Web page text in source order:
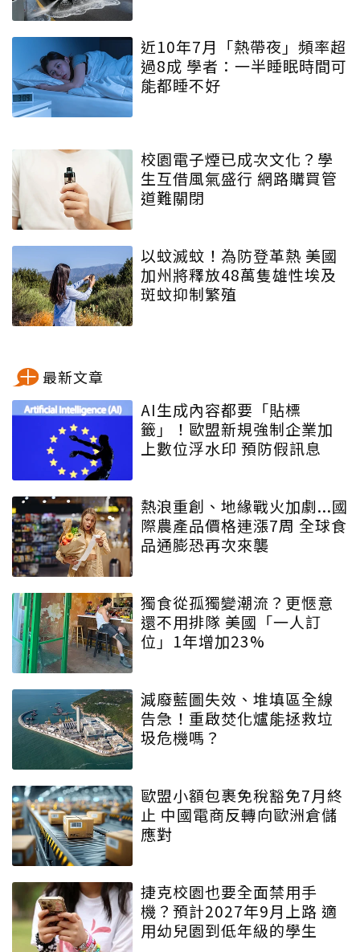
近10年7月「熱帶夜」頻率超
過8成 學者：一半睡眠時間可
能都睡不好
校園電子煙已成次文化？學
生互借風氣盛行 網路購買管
道難關閉
以蚊滅蚊！為防登革熱 美國
加州將釋放48萬隻雄性埃及
斑蚊抑制繁殖
最新文章
AI生成內容都要「貼標
籤」！歐盟新規強制企業加
上數位浮水印 預防假訊息
熱浪重創、地緣戰火加劇...國
際農產品價格連漲7周 全球食
品通膨恐再次來襲
獨食從孤獨變潮流？更愜意
還不用排隊 美國「一人訂
位」1年增加23%
減廢藍圖失效、堆填區全線
告急！重啟焚化爐能拯救垃
圾危機嗎？
歐盟小額包裹免稅豁免7月終
止 中國電商反轉向歐洲倉儲
應對
捷克校園也要全面禁用手
機？預計2027年9月上路 適
用幼兒園到低年級的學生